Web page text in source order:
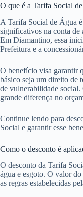
O que é a Tarifa Social
A Tarifa Social de Água
significativos na conta de
Em Diamantino, essa
Prefeitura e a
O benefício visa garantir
básico seja um direito de
de vulnerabilidade social.
grande diferença no
Continue lendo para
Social e garantir esse
Como o desconto é
O desconto da Tarifa
água e esgoto. O valor
as regras estabelecidas